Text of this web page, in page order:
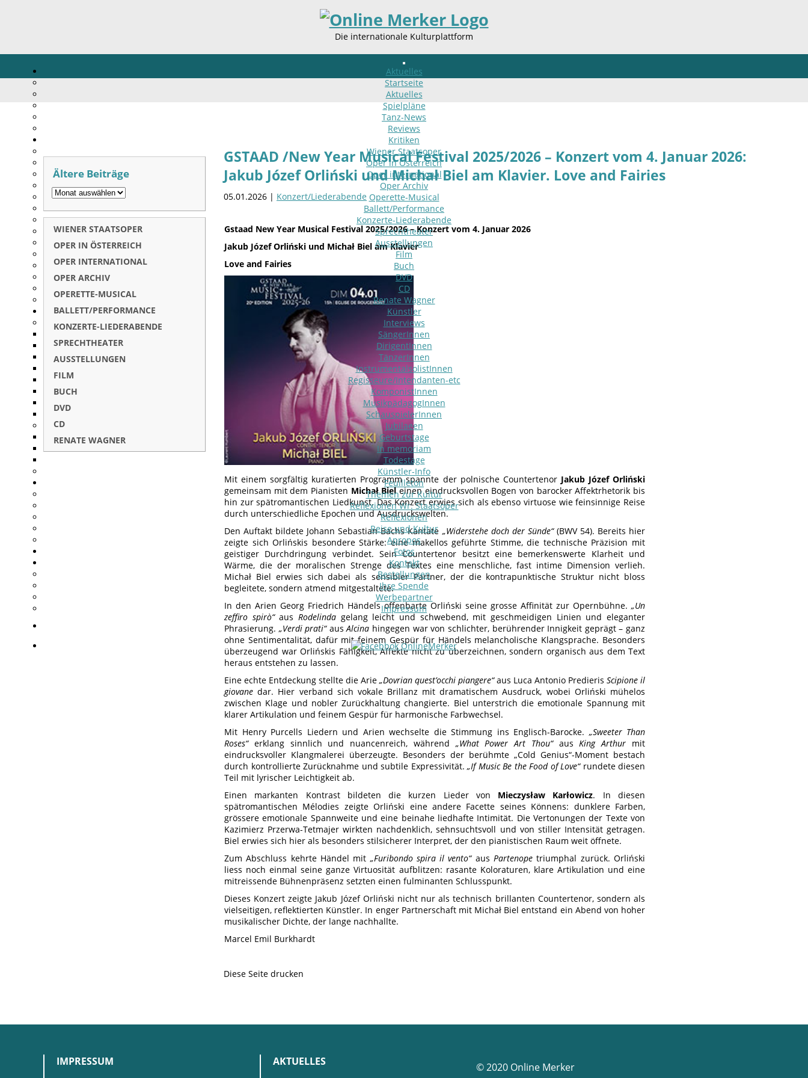
Die internationale Kulturplattform
Aktuelles
Startseite
Aktuelles
Spielpläne
Tanz-News
Reviews
Kritiken
Wiener Staatsoper
Oper in Österreich
Oper international
Oper Archiv
Operette-Musical
Ballett/Performance
Konzerte-Liederabende
Sprechtheater
Ausstellungen
Film
Buch
DVD
CD
Renate Wagner
Künstler
Interviews
SängerInnen
DirigentInnen
TänzerInnen
InstrumentalsolistInnen
Regisseure/Intendanten-etc
KomponistInnen
MusikpädagogInnen
SchauspielerInnen
Jubilaeen
Geburtstage
In memoriam
Todestage
Künstler-Info
Feuilleton
Themen zur Kultur
Reflexionen Wr. Staatsoper
Reflexionen
Reise und Kultur
Apropos
Fotos
Kontakt
Bestellungen
Ihre Spende
Werbepartner
Impressum
GSTAAD /New Year Musical Festival 2025/2026 – Konzert vom 4. Januar 2026:
Jakub Józef Orliński und Michał Biel am Klavier. Love and Fairies
05.01.2026 | Konzert/Liederabende
Gstaad New Year Musical Festival 2025/2026 – Konzert vom 4. Januar 2026
Jakub Józef Orliński und Michał Biel am Klavier
Love and Fairies
Mit einem sorgfältig kuratierten Programm spannte der polnische Countertenor Jakub Józef Orliński
gemeinsam mit dem Pianisten Michał Bieleinen eindrucksvollen Bogen von barocker Affektrhetorik bis
hin zur spätromantischen Liedkunst. Das Konzert erwies sich als ebenso virtuose wie feinsinnige Reise
durch unterschiedliche Epochen und Ausdruckswelten.
Den Auftakt bildete Johann Sebastian Bachs Kantate „Widerstehe doch der Sünde“(BWV 54). Bereits hier
zeigte sich Orlińskis besondere Stärke: eine makellos geführte Stimme, die technische Präzision mit
geistiger Durchdringung verbindet. Sein Countertenor besitzt eine bemerkenswerte Klarheit und
Wärme, die der moralischen Strenge des Textes eine menschliche, fast intime Dimension verlieh.
Michał Biel erwies sich dabei als sensibler Partner, der die kontrapunktische Struktur nicht bloss
begleitete, sondern atmend mitgestaltete.
In den Arien Georg Friedrich Händels offenbarte Orliński seine grosse Affinität zur Opernbühne. „Un
zeffiro spirò“ausRodelinda gelang leicht und schwebend, mit geschmeidigen Linien und eleganter
Phrasierung. „Verdi prati“ausAlcina hingegen war von schlichter, berührender Innigkeit geprägt – ganz
ohne Sentimentalität, dafür mit feinem Gespür für Händels melancholische Klangsprache. Besonders
überzeugend war Orlińskis Fähigkeit, Affekte nicht zu überzeichnen, sondern organisch aus dem Text
heraus entstehen zu lassen.
Eine echte Entdeckung stellte die Arie „Dovrian quest’occhi piangere“aus Luca Antonio Predieris Scipione il
giovane dar. Hier verband sich vokale Brillanz mit dramatischem Ausdruck, wobei Orliński mühelos
zwischen Klage und nobler Zurückhaltung changierte. Biel unterstrich die emotionale Spannung mit
klarer Artikulation und feinem Gespür für harmonische Farbwechsel.
Mit Henry Purcells Liedern und Arien wechselte die Stimmung ins Englisch-Barocke. „Sweeter Than
Roses“erklang sinnlich und nuancenreich, während „What Power Art Thou“ausKing Arthur mit
eindrucksvoller Klangmalerei überzeugte. Besonders der berühmte „Cold Genius“-Moment bestach
durch kontrollierte Zurücknahme und subtile Expressivität. „If Music Be the Food of Love“rundete diesen
Teil mit lyrischer Leichtigkeit ab.
Einen markanten Kontrast bildeten die kurzen Lieder von Mieczysław Karłowicz. In diesen
spätromantischen Mélodies zeigte Orliński eine andere Facette seines Könnens: dunklere Farben,
grössere emotionale Spannweite und eine beinahe liedhafte Intimität. Die Vertonungen der Texte von
Kazimierz Przerwa-Tetmajer wirkten nachdenklich, sehnsuchtsvoll und von stiller Intensität getragen.
Biel erwies sich hier als besonders stilsicherer Interpret, der den pianistischen Raum weit öffnete.
Zum Abschluss kehrte Händel mit „Furibondo spira il vento“ausPartenope triumphal zurück. Orliński
liess noch einmal seine ganze Virtuosität aufblitzen: rasante Koloraturen, klare Artikulation und eine
mitreissende Bühnenpräsenz setzten einen fulminanten Schlusspunkt.
Dieses Konzert zeigte Jakub Józef Orliński nicht nur als technisch brillanten Countertenor, sondern als
vielseitigen, reflektierten Künstler. In enger Partnerschaft mit Michał Biel entstand ein Abend von hoher
musikalischer Dichte, der lange nachhallte.
Marcel Emil Burkhardt
Diese Seite drucken
Ältere Beiträge
WIENER STAATSOPER
OPER IN ÖSTERREICH
OPER INTERNATIONAL
OPER ARCHIV
OPERETTE-MUSICAL
BALLETT/PERFORMANCE
KONZERTE-LIEDERABENDE
SPRECHTHEATER
AUSSTELLUNGEN
FILM
BUCH
DVD
CD
RENATE WAGNER
IMPRESSUM AKTUELLES © 2020 Online Merker